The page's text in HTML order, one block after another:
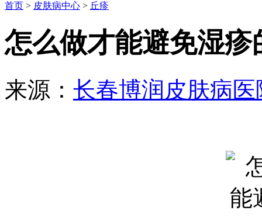
首页 > 皮肤病中心 > 丘疹
怎么做才能避免湿疹
来源： 长春博润皮肤病医